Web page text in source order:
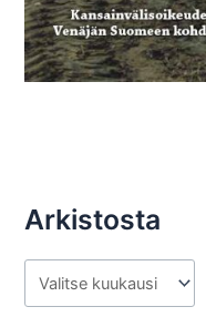
Arkistosta
r